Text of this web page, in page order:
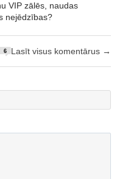
VIP zālēs, naudas
nejēdzības?
6 Lasīt visus komentārus →